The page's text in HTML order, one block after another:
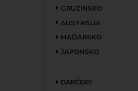
GRUZÍNSKO
AUSTRÁLIA
MAĎARSKO
JAPONSKO
DARČEKY